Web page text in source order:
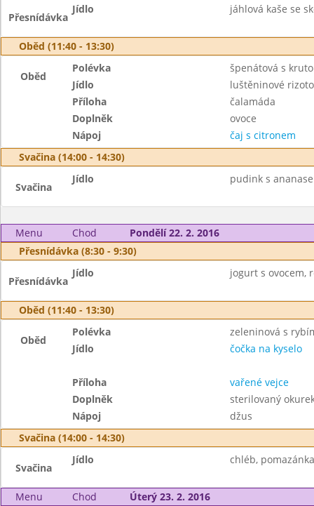
Přesnídávka
Jídlo jáhlová kaše se
Oběd (11:40 - 13:30)
Oběd
Polévka
špenátová s
Jídlo
luštěninové rizoto
Příloha
čalamáda
Doplněk
ovoce
Nápoj
čaj s citronem
Svačina (14:00 - 14:30)
Svačina
Jídlo pudink s
Menu Chod
Pondělí 22. 2. 2016
Přesnídávka (8:30 - 9:30)
Přesnídávka
Jídlo jogurt s ovocem,
Oběd (11:40 - 13:30)
Oběd
Polévka
zeleninová s
Jídlo
čočka na kyselo
Příloha
vařené vejce
Doplněk
sterilovaný
Nápoj
džus
Svačina (14:00 - 14:30)
Svačina
Jídlo chléb,
Menu Chod
Úterý 23. 2. 2016